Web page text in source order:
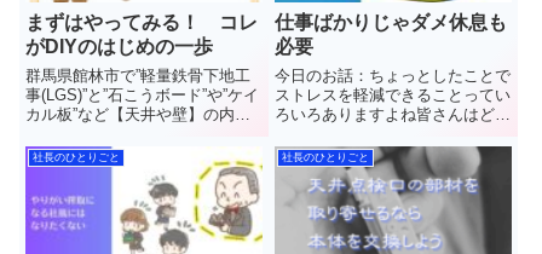
まずはやってみる！ コレ
がDIYのはじめの一歩
群馬県館林市で”軽量鉄骨下地工
事(LGS)”と”石こうボード”や”ケイ
カル板”など【天井や壁】の内装
装の中島と申します３週間ぶり？
に日曜日に休みがとれました(笑)
年明けからほぼ毎週仕事やら出張
に行ってたのもあ...
仕事ばかりじゃダメ休息も
必要
今日のお話：ちょっとしたことで
ストレスを軽減できることってい
ろいろありますよね皆さんはどう
で”軽量鉄骨下地工事(LGS)”と”石
こうボード”や”ケイカル板”など
【天井や壁】の内装工事を施工し
ています(株)中島内...
社長のひとりごと 社長のひとりごと